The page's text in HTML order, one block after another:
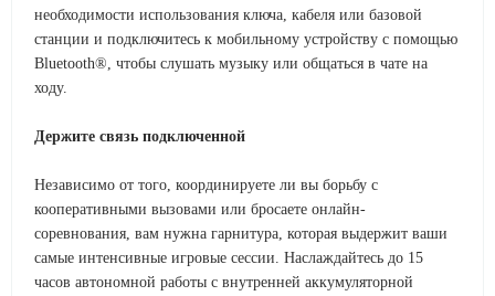
необходимости использования ключа, кабеля или базовой
станции и подключитесь к мобильному устройству с помощью
Bluetooth®, чтобы слушать музыку или общаться в чате на
ходу.
Держите связь подключенной
Независимо от того, координируете ли вы борьбу с
кооперативными вызовами или бросаете онлайн-
соревнования, вам нужна гарнитура, которая выдержит ваши
самые интенсивные игровые сессии. Наслаждайтесь до 15
часов автономной работы с внутренней аккумуляторной